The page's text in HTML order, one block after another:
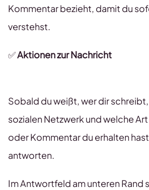
Kommentar bezieht, damit du
verstehst.
✅Aktionen zur Nachricht
Sobald du weißt, wer dir
sozialen Netzwerk und welche
oder Kommentar du erhalten
antworten.
Im Antwortfeld am unteren Rand